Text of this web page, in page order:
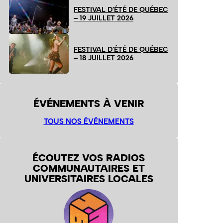
FESTIVAL D’ÉTÉ DE QUÉBEC
– 19 JUILLET 2026
FESTIVAL D’ÉTÉ DE QUÉBEC
– 18 JUILLET 2026
ÉVÉNEMENTS À VENIR
TOUS NOS ÉVÉNEMENTS
ÉCOUTEZ VOS RADIOS
COMMUNAUTAIRES ET
UNIVERSITAIRES LOCALES